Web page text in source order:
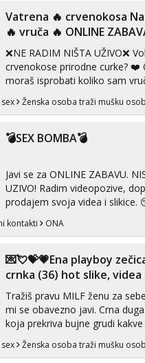
Vatrena ‎️‍🔥 crvenokosa
‎️‍🔥 vruča‎ ️‍🔥 ONLINE
❌NE RADIM NIŠTA UŽIVO❌ Voliš
crvenokose prirodne curke? ❤️
moraš isprobati koliko sam
MLADA vražica koja ima 100%
prorodne grudi, 💦 Misli su mi
U mojoj raznolikoj ponudi
Ženska osoba traži mušku
💣SEX BOMBA💣
Javi se za ONLINE ZABAVU.
UZIVO! Radim videopozive, dopisivanja,
prodajem svoja videa i slikice. 😚 Javi
Telegram. +385 91 723 0045
kontakti ONA
💌💘💝💗Ena playboy
crnka (36) hot slike, videa
Tražiš pravu MILF ženu za
mi se obavezno javi. Crna
koja prekriva bujne grudi
vidio, čista ŠESTICA! A usne? O
bolje da ni ne pričam. Prave
Ženska osoba traži mušku